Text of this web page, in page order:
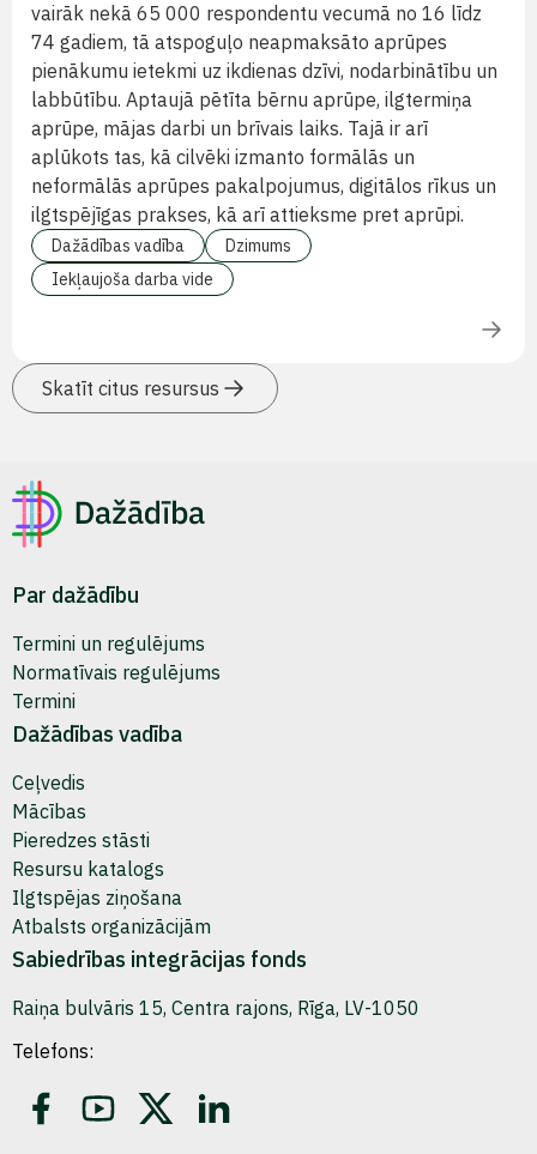
vairāk nekā 65 000 respondentu vecumā no 16 līdz
74 gadiem, tā atspoguļo neapmaksāto aprūpes
pienākumu ietekmi uz ikdienas dzīvi, nodarbinātību un
labbūtību. Aptaujā pētīta bērnu aprūpe, ilgtermiņa
aprūpe, mājas darbi un brīvais laiks. Tajā ir arī
aplūkots tas, kā cilvēki izmanto formālās un
neformālās aprūpes pakalpojumus, digitālos rīkus un
ilgtspējīgas prakses, kā arī attieksme pret aprūpi.
Dažādības vadība
Dzimums
Iekļaujoša darba vide
Skatīt citus resursus
Par dažādību
Termini un regulējums
Normatīvais regulējums
Termini
Dažādības vadība
Ceļvedis
Mācības
Pieredzes stāsti
Resursu katalogs
Ilgtspējas ziņošana
Atbalsts organizācijām
Sabiedrības integrācijas fonds
Raiņa bulvāris 15, Centra rajons, Rīga, LV-1050
Telefons: